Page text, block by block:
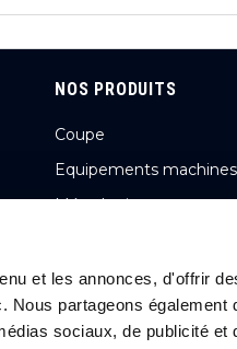
et les annonces, d'offrir
partageons également
sociaux, de publicité et
NOS PRODUITS
Coupe
Equipements machines
Métrologie
Aménagement d'atelier